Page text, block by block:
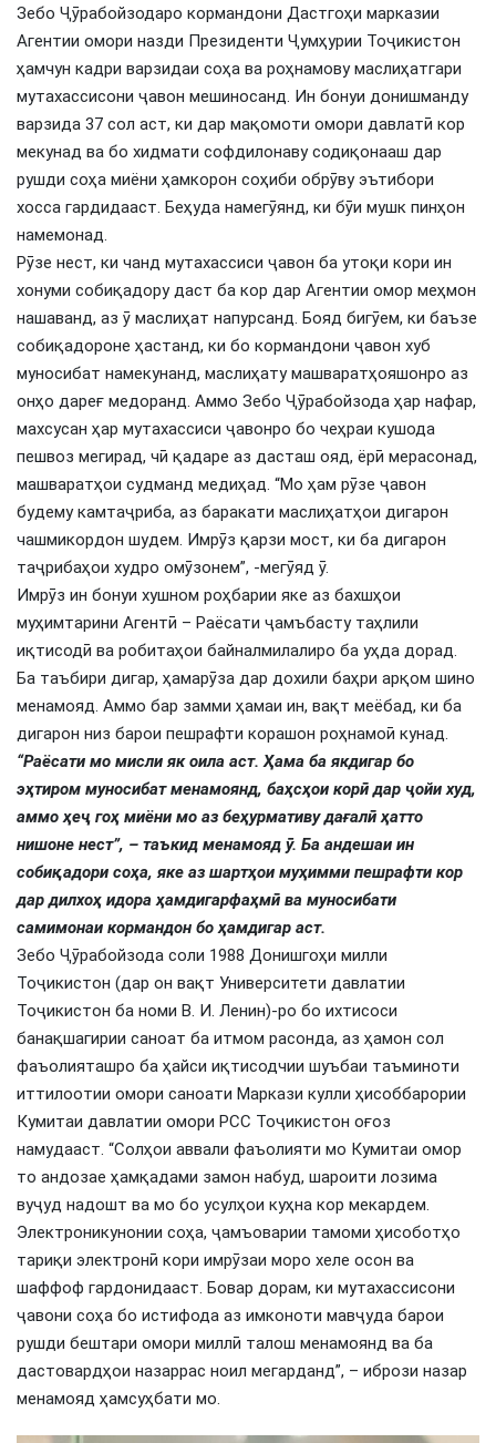
Зебо Ҷӯрабойзодаро кормандони Дастгоҳи марказии
Агентии омори назди Президенти Ҷумҳурии Тоҷикистон
ҳамчун кадри варзидаи соҳа ва роҳнамову маслиҳатгари
мутахассисони ҷавон мешиносанд. Ин бонуи донишманду
варзида 37 сол аст, ки дар мақомоти омори давлатӣ кор
мекунад ва бо хидмати софдилонаву содиқонааш дар
рушди соҳа миёни ҳамкорон соҳиби обрӯву эътибори
хосса гардидааст. Беҳуда намегӯянд, ки бӯи мушк пинҳон
намемонад.
Рӯзе нест, ки чанд мутахассиси ҷавон ба утоқи кори ин
хонуми собиқадору даст ба кор дар Агентии омор меҳмон
нашаванд, аз ӯ маслиҳат напурсанд. Бояд бигӯем, ки баъзе
собиқадороне ҳастанд, ки бо кормандони ҷавон хуб
муносибат намекунанд, маслиҳату машваратҳояшонро аз
онҳо дареғ медоранд. Аммо Зебо Ҷӯрабойзода ҳар нафар,
махсусан ҳар мутахассиси ҷавонро бо чеҳраи кушода
пешвоз мегирад, чӣ қадаре аз дасташ ояд, ёрӣ мерасонад,
машваратҳои судманд медиҳад. “Мо ҳам рӯзе ҷавон
будему камтаҷриба, аз баракати маслиҳатҳои дигарон
чашмикордон шудем. Имрӯз қарзи мост, ки ба дигарон
таҷрибаҳои худро омӯзонем”, -мегӯяд ӯ.
Имрӯз ин бонуи хушном роҳбарии яке аз бахшҳои
муҳимтарини Агентӣ – Раёсати ҷамъбасту таҳлили
иқтисодӣ ва робитаҳои байналмилалиро ба уҳда дорад.
Ба таъбири дигар, ҳамарӯза дар дохили баҳри арқом шино
менамояд. Аммо бар замми ҳамаи ин, вақт меёбад, ки ба
дигарон низ барои пешрафти корашон роҳнамоӣ кунад.
“Раёсати мо мисли як оила аст. Ҳама ба якдигар бо
эҳтиром муносибат менамоянд, баҳсҳои корӣ дар ҷойи худ,
аммо ҳеҷ гоҳ миёни мо аз беҳурмативу дағалӣ ҳатто
нишоне нест”, – таъкид менамояд ӯ. Ба андешаи ин
собиқадори соҳа, яке аз шартҳои муҳимми пешрафти кор
дар дилхоҳ идора ҳамдигарфаҳмӣ ва муносибати
самимонаи кормандон бо ҳамдигар аст.
Зебо Ҷӯрабойзода соли 1988 Донишгоҳи милли
Тоҷикистон (дар он вақт Университети давлатии
Тоҷикистон ба номи В. И. Ленин)-ро бо ихтисоси
банақшагирии саноат ба итмом расонда, аз ҳамон сол
фаъолияташро ба ҳайси иқтисодчии шуъбаи таъминоти
иттилоотии омори саноати Маркази кулли ҳисоббарории
Кумитаи давлатии омори РСС Тоҷикистон оғоз
намудааст. “Солҳои аввали фаъолияти мо Кумитаи омор
то андозае ҳамқадами замон набуд, шароити лозима
вуҷуд надошт ва мо бо усулҳои куҳна кор мекардем.
Электроникунонии соҳа, ҷамъоварии тамоми ҳисоботҳо
тариқи электронӣ кори имрӯзаи моро хеле осон ва
шаффоф гардонидааст. Бовар дорам, ки мутахассисони
ҷавони соҳа бо истифода аз имконоти мавҷуда барои
рушди бештари омори миллӣ талош менамоянд ва ба
дастовардҳои назаррас ноил мегарданд”, – ибрози назар
менамояд ҳамсуҳбати мо.